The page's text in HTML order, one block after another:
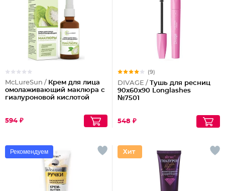
McLureSun / Крем для лица
омолаживающий маклюра с
гиалуроновой кислотой
594 ₽
(9)
DIVAGE / Тушь для ресниц
90x60x90 Longlashes
№7501
548 ₽
Рекомендуем